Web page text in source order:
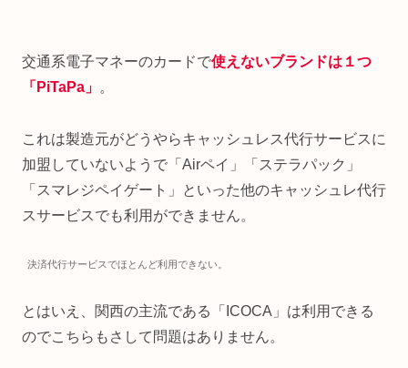
交通系電子マネーのカードで使えないブランドは１つ
「PiTaPa」 。
これは製造元がどうやらキャッシュレス代行サービスに
加盟していないようで「Airペイ」「ステラパック」
「スマレジペイゲート」といった他のキャッシュレ代行
スサービスでも利用ができません。
決済代行サービスでほとんど利用できない。
とはいえ、関西の主流である「ICOCA」は利用できる
のでこちらもさして問題はありません。